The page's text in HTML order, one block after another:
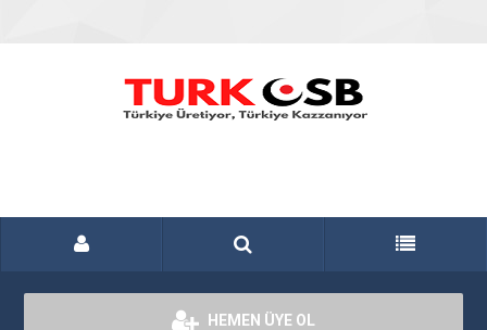
HEMEN ÜYE OL